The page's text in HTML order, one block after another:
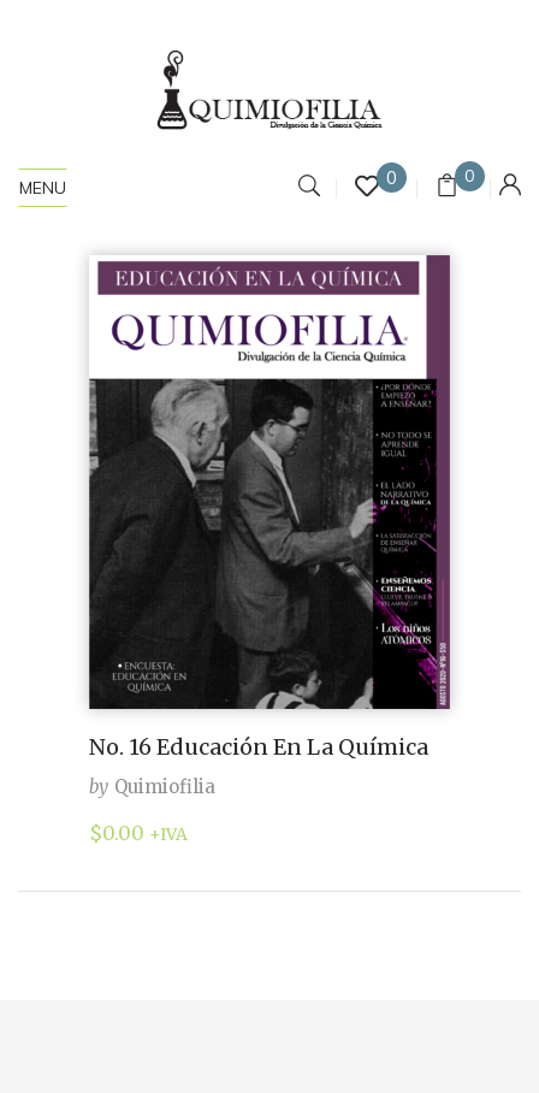
MENU 0 0
No. 16 Educación En La Química
by Quimiofilia
$0.00 +IVA